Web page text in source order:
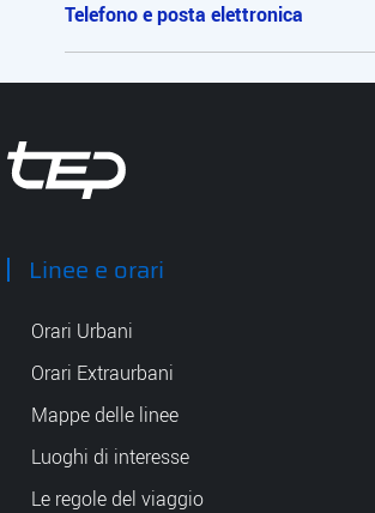
Telefono e posta elettronica
Linee e orari
Orari Urbani
Orari Extraurbani
Mappe delle linee
Luoghi di interesse
Le regole del viaggio